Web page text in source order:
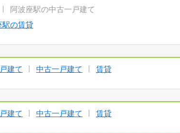
阿波座駅の中古一戸建て
駅の賃貸
建て 中古一戸建て 賃貸
建て 中古一戸建て 賃貸